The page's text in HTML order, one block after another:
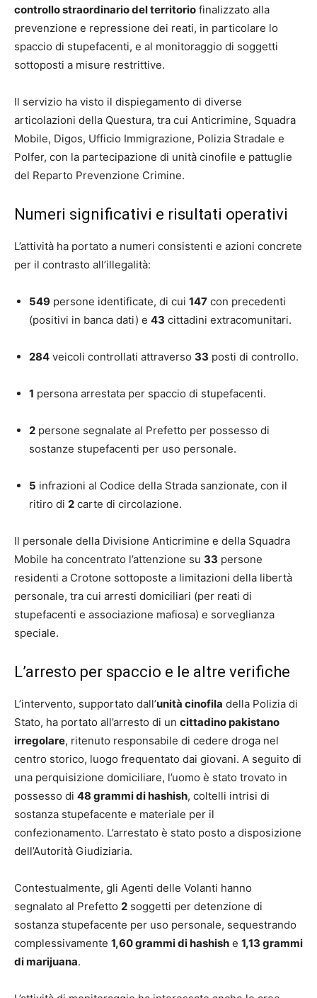
controllo straordinario del territorio finalizzato alla
prevenzione e repressione dei reati, in particolare lo
spaccio di stupefacenti, e al monitoraggio di soggetti
sottoposti a misure restrittive.
Il servizio ha visto il dispiegamento di diverse
articolazioni della Questura, tra cui Anticrimine, Squadra
Mobile, Digos, Ufficio Immigrazione, Polizia Stradale e
Polfer, con la partecipazione di unità cinofile e pattuglie
del Reparto Prevenzione Crimine.
Numeri significativi e risultati operativi
L’attività ha portato a numeri consistenti e azioni concrete
per il contrasto all’illegalità:
549 persone identificate, di cui 147 con precedenti
(positivi in banca dati) e 43 cittadini extracomunitari.
284 veicoli controllati attraverso 33 posti di controllo.
1 persona arrestata per spaccio di stupefacenti.
2 persone segnalate al Prefetto per possesso di
sostanze stupefacenti per uso personale.
5 infrazioni al Codice della Strada sanzionate, con il
ritiro di 2 carte di circolazione.
Il personale della Divisione Anticrimine e della Squadra
Mobile ha concentrato l’attenzione su 33 persone
residenti a Crotone sottoposte a limitazioni della libertà
personale, tra cui arresti domiciliari (per reati di
stupefacenti e associazione mafiosa) e sorveglianza
speciale.
L’arresto per spaccio e le altre verifiche
L’intervento, supportato dall’unità cinofila della Polizia di
Stato, ha portato all’arresto di un cittadino pakistano
irregolare, ritenuto responsabile di cedere droga nel
centro storico, luogo frequentato dai giovani. A seguito di
una perquisizione domiciliare, l’uomo è stato trovato in
possesso di 48 grammi di hashish, coltelli intrisi di
sostanza stupefacente e materiale per il
confezionamento. L’arrestato è stato posto a disposizione
dell’Autorità Giudiziaria.
Contestualmente, gli Agenti delle Volanti hanno
segnalato al Prefetto 2 soggetti per detenzione di
sostanza stupefacente per uso personale, sequestrando
complessivamente 1,60 grammi di hashish e 1,13 grammi
di marijuana.